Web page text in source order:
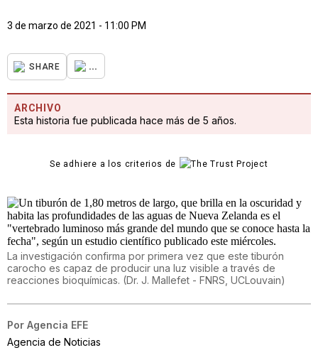
3 de marzo de 2021 - 11:00 PM
SHARE ...
ARCHIVO
Esta historia fue publicada hace más de 5 años.
Se adhiere a los criterios de
La investigación confirma por primera vez que este tiburón
carocho es capaz de producir una luz visible a través de
reacciones bioquímicas. (Dr. J. Mallefet - FNRS, UCLouvain)
Por Agencia EFE
Agencia de Noticias